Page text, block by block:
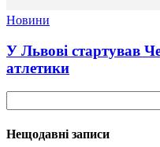
Новини
У Львові стартував
атлетики
Нещодавні записи